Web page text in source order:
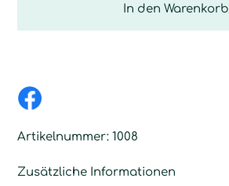
In den Warenkorb
Artikelnummer:1008
Zusätzliche Informationen